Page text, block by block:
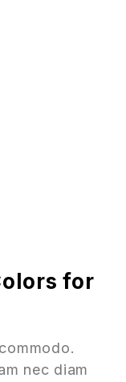
for
nec diam